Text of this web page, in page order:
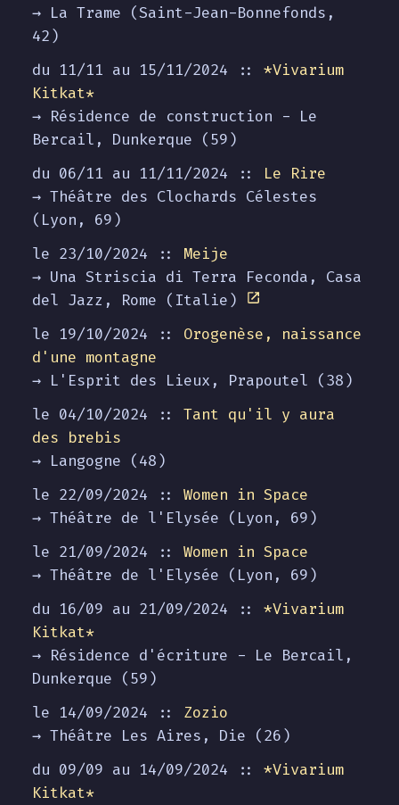
→ La Trame (Saint-Jean-Bonnefonds,
42)
du 11/11 au 15/11/2024 :: *Vivarium
Kitkat*
→ Résidence de construction - Le
Bercail, Dunkerque (59)
du 06/11 au 11/11/2024 :: Le Rire
→ Théâtre des Clochards Célestes
(Lyon, 69)
le 23/10/2024 :: Meije
→ Una Striscia di Terra Feconda, Casa
del Jazz, Rome (Italie)
le 19/10/2024 :: Orogenèse, naissance
d'une montagne
→ L'Esprit des Lieux, Prapoutel (38)
le 04/10/2024 :: Tant qu'il y aura
des brebis
→ Langogne (48)
le 22/09/2024 :: Women in Space
→ Théâtre de l'Elysée (Lyon, 69)
le 21/09/2024 :: Women in Space
→ Théâtre de l'Elysée (Lyon, 69)
du 16/09 au 21/09/2024 :: *Vivarium
Kitkat*
→ Résidence d'écriture - Le Bercail,
Dunkerque (59)
le 14/09/2024 :: Zozio
→ Théâtre Les Aires, Die (26)
du 09/09 au 14/09/2024 :: *Vivarium
Kitkat*